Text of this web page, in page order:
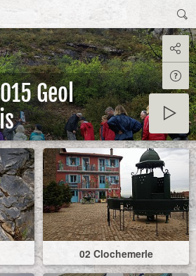
Geol
02 Clochemerle